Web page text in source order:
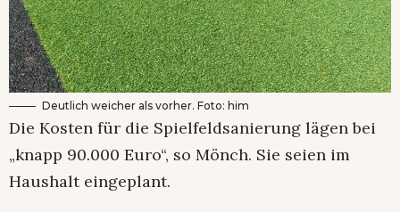
Deutlich weicher als vorher. Foto: him
Die Kosten für die Spielfeldsanierung lägen bei
„knapp 90.000 Euro“, so Mönch. Sie seien im
Haushalt eingeplant.